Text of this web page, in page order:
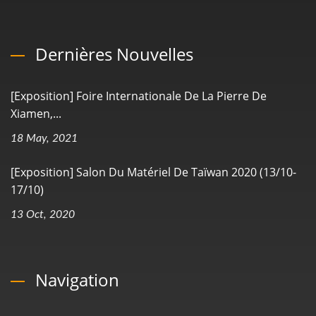
Dernières Nouvelles
[Exposition] Foire Internationale De La Pierre De
Xiamen,...
18 May, 2021
[Exposition] Salon Du Matériel De Taïwan 2020 (13/10-
17/10)
13 Oct, 2020
Navigation